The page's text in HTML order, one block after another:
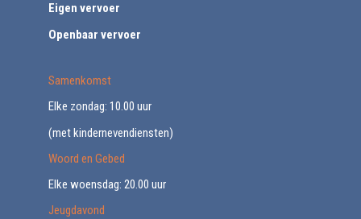
Eigen vervoer
Openbaar vervoer
Samenkomst
Elke zondag: 10.00 uur
(met kindernevendiensten)
Woord en Gebed
Elke woensdag: 20.00 uur
Jeugdavond